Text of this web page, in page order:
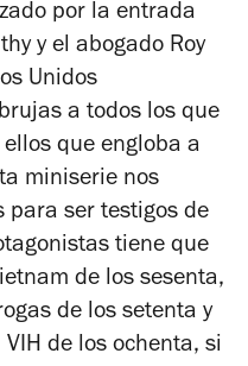
por la entrada
y el abogado Roy
Unidos
a todos los que
que engloba a
miniserie nos
para ser testigos de
tiene que
de los sesenta,
de los setenta y
de los ochenta, si